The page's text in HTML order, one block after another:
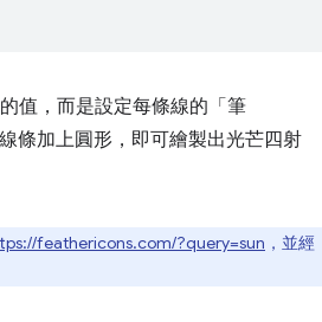
的值，而是設定每條線的「筆
線條加上圓形，即可繪製出光芒四射
feathericons.com/?query=sun ，並經